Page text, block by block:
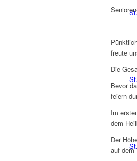
freute
Die
Bevor
feiern
Im
dem
Der
auf dem